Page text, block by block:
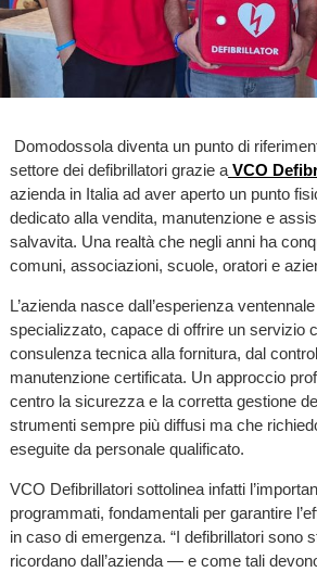
Domodossola diventa un punto di
settore dei defibrillatori grazie a VCO
azienda in Italia ad aver aperto un punto
dedicato alla vendita, manutenzione e
salvavita. Una realtà che negli anni ha
comuni, associazioni, scuole, oratori e
L’azienda nasce dall’esperienza
specializzato, capace di offrire un servizio
consulenza tecnica alla fornitura, dal
manutenzione certificata. Un approccio
centro la sicurezza e la corretta gestione
strumenti sempre più diffusi ma che
eseguite da personale qualificato.
VCO Defibrillatori sottolinea infatti
programmati, fondamentali per garantire
in caso di emergenza. “I defibrillatori
ricordano dall’azienda — e come tali